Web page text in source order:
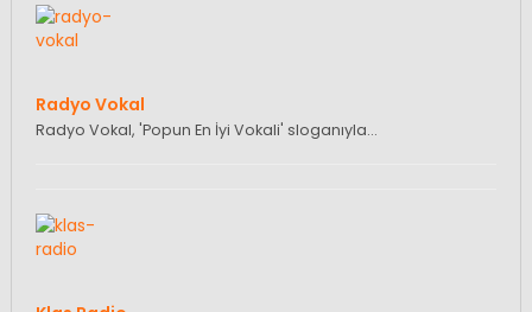
Radyo Vokal
Radyo Vokal, 'Popun En İyi Vokali' sloganıyla…